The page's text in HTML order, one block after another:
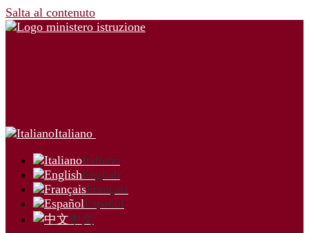
Salta al contenuto
Italiano
Italiano
English
Français
Español
中文